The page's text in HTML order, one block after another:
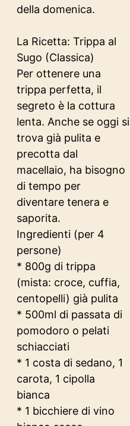
della domenica.
La Ricetta: Trippa al
Sugo (Classica)
Per ottenere una
trippa perfetta, il
segreto è la cottura
lenta. Anche se oggi si
trova già pulita e
precotta dal
macellaio, ha bisogno
di tempo per
diventare tenera e
saporita.
Ingredienti (per 4
persone)
* 800g di trippa
(mista: croce, cuffia,
centopelli) già pulita
* 500ml di passata di
pomodoro o pelati
schiacciati
* 1 costa di sedano, 1
carota, 1 cipolla
bianca
* 1 bicchiere di vino